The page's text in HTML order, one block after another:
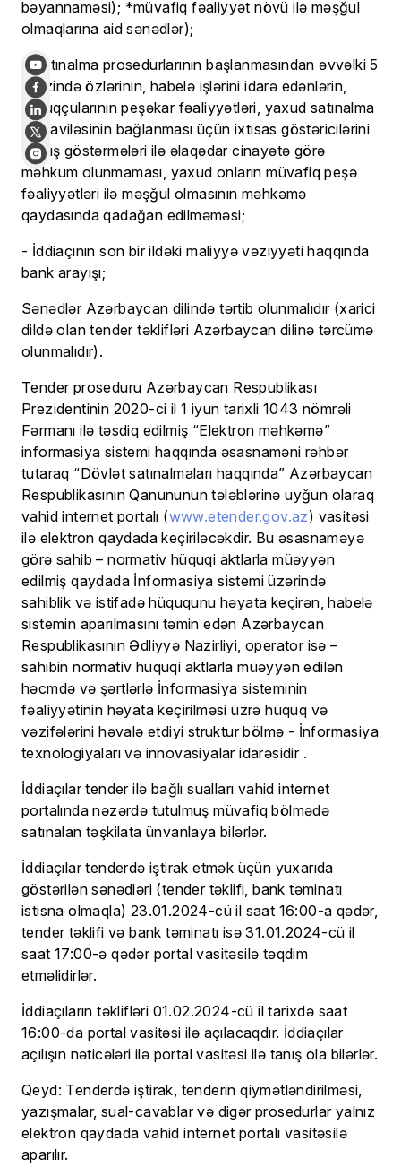
bəyannaməsi); *müvafiq fəaliyyət növü ilə məşğul
olmaqlarına aid sənədlər);
- Satınalma prosedurlarının başlanmasından əvvəlki 5
il ərzində özlərinin, habelə işlərini idarə edənlərin,
qulluqçularının peşəkar fəaliyyətləri, yaxud satınalma
müqaviləsinin bağlanması üçün ixtisas göstəricilərini
yanlış göstərmələri ilə əlaqədar cinayətə görə
məhkum olunmaması, yaxud onların müvafiq peşə
fəaliyyətləri ilə məşğul olmasının məhkəmə
qaydasında qadağan edilməməsi;
- İddiaçının son bir ildəki maliyyə vəziyyəti haqqında
bank arayışı;
Sənədlər Azərbaycan dilində tərtib olunmalıdır (xarici
dildə olan tender təklifləri Azərbaycan dilinə tərcümə
olunmalıdır).
Tender proseduru Azərbaycan Respublikası
Prezidentinin 2020-ci il 1 iyun tarixli 1043 nömrəli
Fərmanı ilə təsdiq edilmiş “Elektron məhkəmə”
informasiya sistemi haqqında əsasnaməni rəhbər
tutaraq “Dövlət satınalmaları haqqında” Azərbaycan
Respublikasının Qanununun tələblərinə uyğun olaraq
vahid internet portalı (www.etender.gov.az) vasitəsi
ilə elektron qaydada keçiriləcəkdir. Bu əsasnaməyə
görə sahib – normativ hüquqi aktlarla müəyyən
edilmiş qaydada İnformasiya sistemi üzərində
sahiblik və istifadə hüququnu həyata keçirən, habelə
sistemin aparılmasını təmin edən Azərbaycan
Respublikasının Ədliyyə Nazirliyi, operator isə –
sahibin normativ hüquqi aktlarla müəyyən edilən
həcmdə və şərtlərlə İnformasiya sisteminin
fəaliyyətinin həyata keçirilməsi üzrə hüquq və
vəzifələrini həvalə etdiyi struktur bölmə - İnformasiya
texnologiyaları və innovasiyalar idarəsidir .
İddiaçılar tender ilə bağlı sualları vahid internet
portalında nəzərdə tutulmuş müvafiq bölmədə
satınalan təşkilata ünvanlaya bilərlər.
İddiaçılar tenderdə iştirak etmək üçün yuxarıda
göstərilən sənədləri (tender təklifi, bank təminatı
istisna olmaqla) 23.01.2024-cü il saat 16:00-a qədər,
tender təklifi və bank təminatı isə 31.01.2024-cü il
saat 17:00-ə qədər portal vasitəsilə təqdim
etməlidirlər.
İddiaçıların təklifləri 01.02.2024-cü il tarixdə saat
16:00-da portal vasitəsi ilə açılacaqdır. İddiaçılar
açılışın nəticələri ilə portal vasitəsi ilə tanış ola bilərlər.
Qeyd: Tenderdə iştirak, tenderin qiymətləndirilməsi,
yazışmalar, sual-cavablar və digər prosedurlar yalnız
elektron qaydada vahid internet portalı vasitəsilə
aparılır.